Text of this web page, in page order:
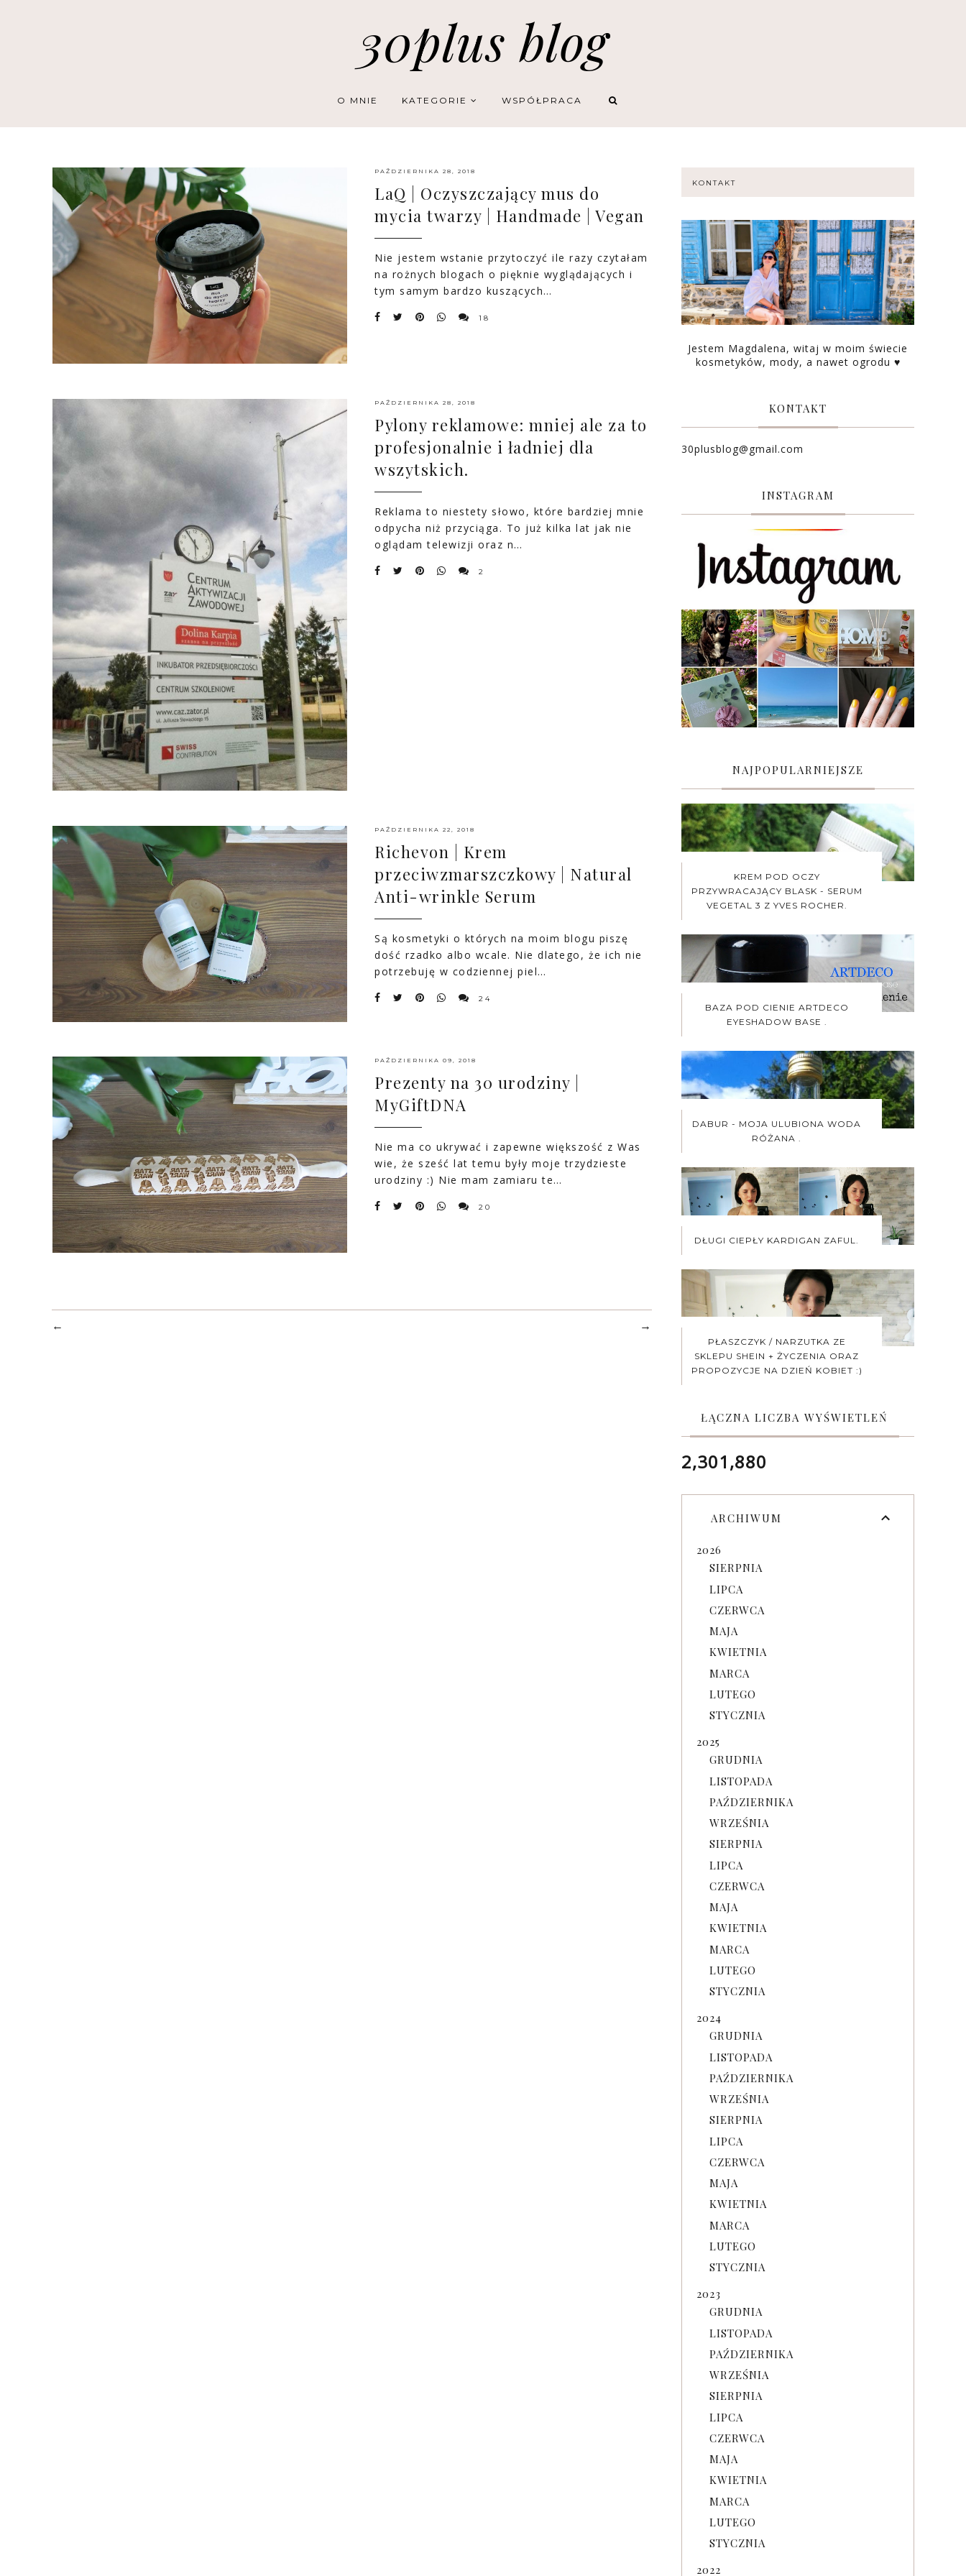
30plus blog
O MNIE KATEGORIE WSPÓŁPRACA
PAŹDZIERNIKA 28, 2018
LaQ | Oczyszczający mus do
mycia twarzy | Handmade | Vegan
Nie jestem wstanie przytoczyć ile razy czytałam
na rożnych blogach o pięknie wyglądających i
tym samym bardzo kuszących…
18
PAŹDZIERNIKA 28, 2018
Pylony reklamowe: mniej ale za to
profesjonalnie i ładniej dla
wszytskich.
Reklama to niestety słowo, które bardziej mnie
odpycha niż przyciąga. To już kilka lat jak nie
oglądam telewizji oraz n…
2
PAŹDZIERNIKA 22, 2018
Richevon | Krem
przeciwzmarszczkowy | Natural
Anti-wrinkle Serum
Są kosmetyki o których na moim blogu piszę
dość rzadko albo wcale. Nie dlatego, że ich nie
potrzebuję w codziennej piel…
24
PAŹDZIERNIKA 09, 2018
Prezenty na 30 urodziny |
MyGiftDNA
Nie ma co ukrywać i zapewne większość z Was
wie, że sześć lat temu były moje trzydzieste
urodziny :) Nie mam zamiaru te…
20
← →
KONTAKT
Jestem Magdalena, witaj w moim świecie
kosmetyków, mody, a nawet ogrodu ♥
KONTAKT
30plusblog@gmail.com
INSTAGRAM
NAJPOPULARNIEJSZE
KREM POD OCZY
PRZYWRACAJĄCY BLASK - SERUM
VEGETAL 3 Z YVES ROCHER.
BAZA POD CIENIE ARTDECO
EYESHADOW BASE .
DABUR - MOJA ULUBIONA WODA
RÓŻANA .
DŁUGI CIEPŁY KARDIGAN ZAFUL.
PŁASZCZYK / NARZUTKA ZE
SKLEPU SHEIN + ŻYCZENIA ORAZ
PROPOZYCJE NA DZIEŃ KOBIET :)
ŁĄCZNA LICZBA WYŚWIETLEŃ
2,301,880
ARCHIWUM
2026
SIERPNIA
LIPCA
CZERWCA
MAJA
KWIETNIA
MARCA
LUTEGO
STYCZNIA
2025
GRUDNIA
LISTOPADA
PAŹDZIERNIKA
WRZEŚNIA
SIERPNIA
LIPCA
CZERWCA
MAJA
KWIETNIA
MARCA
LUTEGO
STYCZNIA
2024
GRUDNIA
LISTOPADA
PAŹDZIERNIKA
WRZEŚNIA
SIERPNIA
LIPCA
CZERWCA
MAJA
KWIETNIA
MARCA
LUTEGO
STYCZNIA
2023
GRUDNIA
LISTOPADA
PAŹDZIERNIKA
WRZEŚNIA
SIERPNIA
LIPCA
CZERWCA
MAJA
KWIETNIA
MARCA
LUTEGO
STYCZNIA
2022